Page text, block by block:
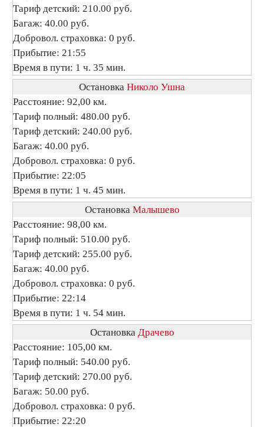
Тариф детский: 210.00 руб.
Багаж: 40.00 руб.
Добровол. страховка: 0 руб.
Прибытие: 21:55
Время в пути: 1 ч. 35 мин.
Остановка Николо Ушна
Расстояние: 92,00 км.
Тариф полный: 480.00 руб.
Тариф детский: 240.00 руб.
Багаж: 40.00 руб.
Добровол. страховка: 0 руб.
Прибытие: 22:05
Время в пути: 1 ч. 45 мин.
Остановка Малышево
Расстояние: 98,00 км.
Тариф полный: 510.00 руб.
Тариф детский: 255.00 руб.
Багаж: 40.00 руб.
Добровол. страховка: 0 руб.
Прибытие: 22:14
Время в пути: 1 ч. 54 мин.
Остановка Драчево
Расстояние: 105,00 км.
Тариф полный: 540.00 руб.
Тариф детский: 270.00 руб.
Багаж: 50.00 руб.
Добровол. страховка: 0 руб.
Прибытие: 22:20